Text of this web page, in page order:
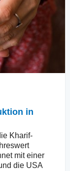
in
Kharif-
mit einer
die USA